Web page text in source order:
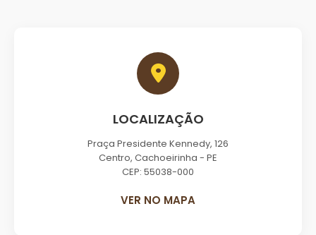
LOCALIZAÇÃO
Praça Presidente Kennedy, 126
Centro, Cachoeirinha - PE
CEP: 55038-000
VER NO MAPA